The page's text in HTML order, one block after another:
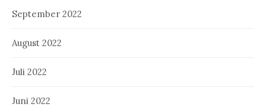
September 2022
August 2022
Juli 2022
Juni 2022